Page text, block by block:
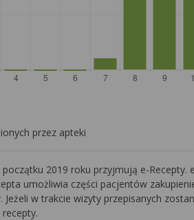
przez apteki
2019 roku przyjmują e-
umożliwia części pacjentów
Jeżeli w trakcie wizyty przepisanych